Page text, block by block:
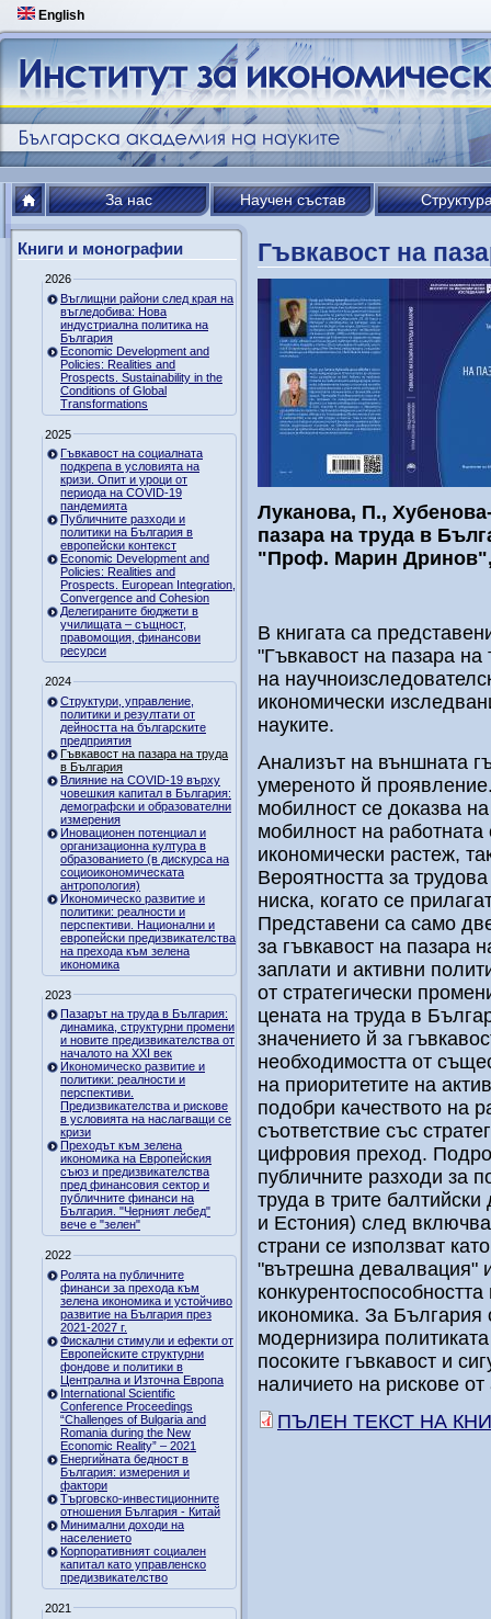
English
За нас Научен състав
Книги и монографии
2026
Въглищни райони след края на
въгледобива: Нова
индустриална политика на
България
Economic Development and
Policies: Realities and
Prospects. Sustainability in the
Conditions of Global
Transformations
2025
Гъвкавост на социалната
подкрепа в условията на
кризи. Опит и уроци от
периода на COVID-19
пандемията
Публичните разходи и
политики на България в
европейски контекст
Economic Development and
Policies: Realities and
Prospects. European Integration,
Convergence and Cohesion
Делегираните бюджети в
училищата – същност,
правомощия, финансови
ресурси
2024
Структури, управление,
политики и резултати от
дейността на българските
предприятия
Гъвкавост на пазара на труда
в България
Влияние на COVID-19 върху
човешкия капитал в България:
демографски и образователни
измерения
Иновационен потенциал и
организационна култура в
образованието (в дискурса на
социоикономическата
антропология)
Икономическо развитие и
политики: реалности и
перспективи. Национални и
европейски предизвикателства
на прехода към зелена
икономика
2023
Пазарът на труда в България:
динамика, структурни промени
и новите предизвикателства от
началото на XXI век
Икономическо развитие и
политики: реалности и
перспективи.
Предизвикателства и рискове
в условията на наслагващи се
кризи
Преходът към зелена
икономика на Европейския
съюз и предизвикателства
пред финансовия сектор и
публичните финанси на
България. "Черният лебед"
вече е "зелен"
2022
Ролята на публичните
финанси за прехода към
зелена икономика и устойчиво
развитие на България през
2021-2027 г.
Фискални стимули и ефекти от
Европейските структурни
фондове и политики в
Централна и Източна Европа
International Scientific
Conference Proceedings
“Challenges of Bulgaria and
Romania during the New
Economic Reality” – 2021
Енергийната бедност в
България: измерения и
фактори
Търговско-инвестиционните
отношения България - Китай
Минимални доходи на
населението
Корпоративният социален
капитал като управленско
предизвикателство
2021
Гъвкавост на
Луканова, П.,
пазара на труда в
"Проф. Марин Дринов",
В книгата са
"Гъвкавост на пазара
на
икономически
науките.
Анализът на външната
умереното й
мобилност се доказва
мобилност на
икономически растеж,
Вероятността за
ниска, когато се
Представени са само
за гъвкавост на пазара
заплати и активни
от стратегически
цената на труда в
значението й за
необходимостта от
на приоритетите на
подобри качеството на
съответствие със
цифровия преход.
публичните разходи за
труда в трите
и Естония) след
страни се използват
"вътрешна девалвация"
икономика. За България
модернизира
посоките гъвкавост и
наличието на рискове
ПЪЛЕН ТЕКСТ НА